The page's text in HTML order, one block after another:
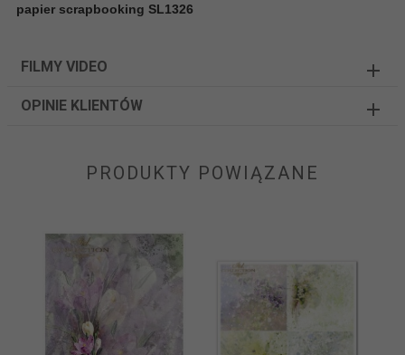
papier scrapbooking SL1326
FILMY VIDEO
OPINIE KLIENTÓW
PRODUKTY POWIĄZANE